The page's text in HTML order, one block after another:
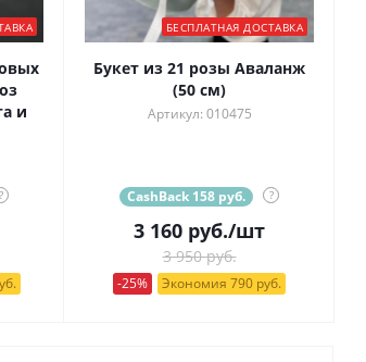
и
?
БЕСПЛАТНАЯ ДОСТАВКА
Букет из 21 розы Аваланж
(50 см)
Артикул: 010475
CashBack 158 руб. ?
3 160 руб./шт
3 950 руб.
-25% Экономия 790 руб.